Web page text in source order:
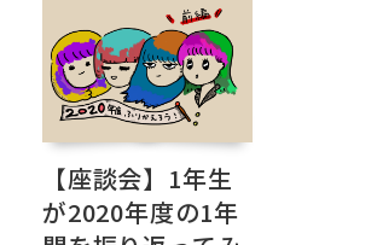
【座談会】1年生
が2020年度の1年